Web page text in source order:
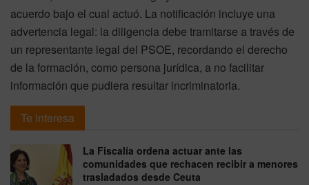
acuerdo bajo el cual actuó. La notificación incluye una
advertencia legal: la diligencia debe tramitarse a través de
un representante legal del PSOE, recordando el derecho
de la formación, como persona jurídica, a no facilitar
información que pudiera resultar incriminatoria.
Te interesa
La Fiscalía ordena actuar ante las
comunidades que rechacen recibir a menores
trasladados desde Ceuta